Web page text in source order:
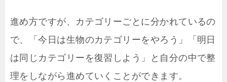
進め方ですが、カテゴリーごとに分かれているの
で、「今日は生物のカテゴリーをやろう」「明日
は同じカテゴリーを復習しよう」と自分の中で整
理をしながら進めていくことができます。